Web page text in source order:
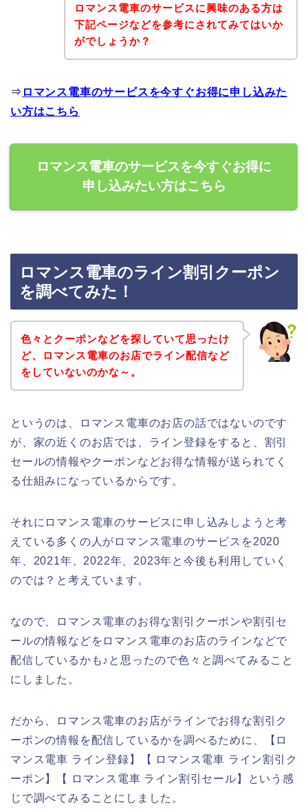
ロマンス電車のサービスに興味のある方は
下記ページなどを参考にされてみてはいか
がでしょうか？
⇒ ロマンス電車のサービスを今すぐお得に申し込みた
い方はこちら
ロマンス電車のサービスを今すぐお得に
申し込みたい方はこちら
ロマンス電車のライン割引クーポン
を調べてみた！
色々とクーポンなどを探していて思ったけ
ど、ロマンス電車のお店でライン配信など
をしていないのかな～。
というのは、ロマンス電車のお店の話ではないのです
が、家の近くのお店では、ライン登録をすると、割引
セールの情報やクーポンなどお得な情報が送られてく
る仕組みになっているからです。
それにロマンス電車のサービスに申し込みしようと考
えている多くの人がロマンス電車のサービスを2020
年、2021年、2022年、2023年と今後も利用していく
のでは？と考えています。
なので、ロマンス電車のお得な割引クーポンや割引セ
ールの情報などをロマンス電車のお店のラインなどで
配信しているかも♪と思ったので色々と調べてみること
にしました。
だから、ロマンス電車のお店がラインでお得な割引ク
ーポンの情報を配信しているかを調べるために、【ロ
マンス電車 ライン登録】【 ロマンス電車 ライン割引ク
ーポン】【 ロマンス電車 ライン割引セール】という感
じで調べてみることにしました。